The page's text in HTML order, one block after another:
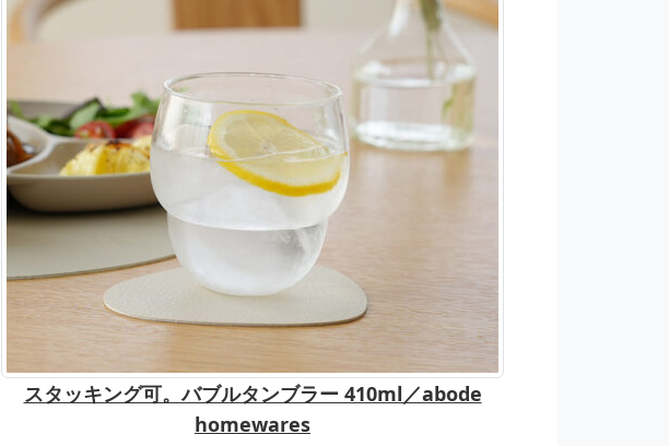
スタッキング可。バブルタンブラー 410ml／abode
homewares